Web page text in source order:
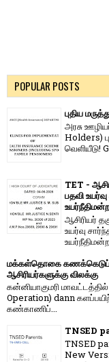
POPULAR POSTS
புதிய
அரசு
Holders)
வெளியீடு!
TET -
பதவி
ஆசிரியர்
உயர்வு
மக்கள்தொகை
ஆசிரியர்களுக்கு விலக்கு
கன்னியாகுமரி
Operation) dann
கண்காணிப்...
TNSED
TNSED
New